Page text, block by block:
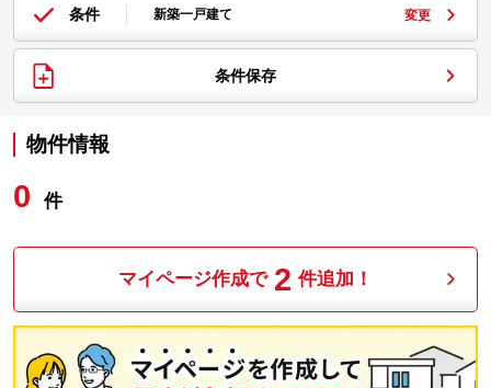
条件 新築一戸建て 変更
条件保存
物件情報
0 件
マイページ作成で 2 件追加！